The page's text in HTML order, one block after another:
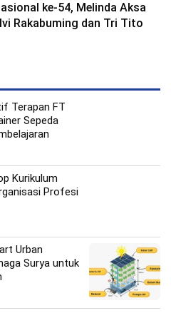
ke-54, Melinda Aksa
Rakabuming dan Tri Tito
Terapan FT
Sepeda
Kurikulum
Profesi
Urban
Surya untuk